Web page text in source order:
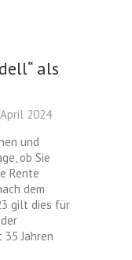
als
2024
und
ob Sie
Rente
dem
gilt dies für
Jahren